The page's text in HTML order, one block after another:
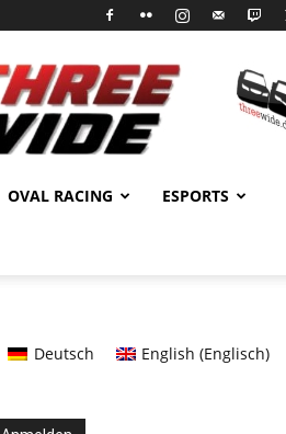
OVAL RACING ESPORTS
Deutsch English (Englisch)